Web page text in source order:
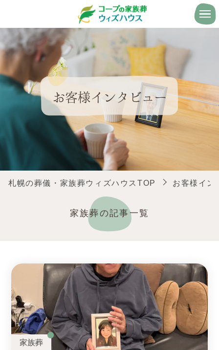
お客様インタビュー
札幌の葬儀・家族葬ウィズハウスTOP お客様イン
家族葬の記事一覧
家族葬